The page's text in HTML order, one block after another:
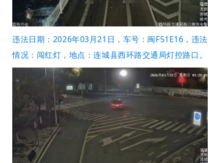
违法日期：2026年03月21日，车号：闽F51E16，违法
情况：闯红灯，地点：连城县西环路交通局灯控路口。